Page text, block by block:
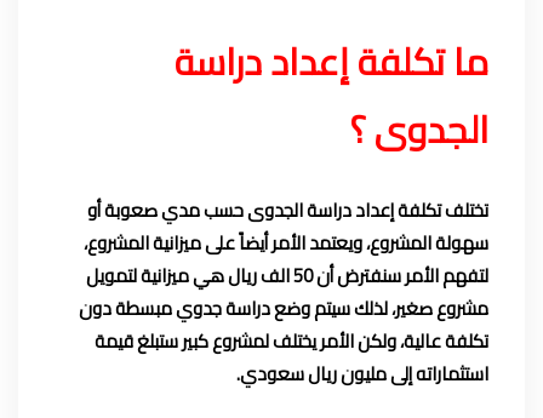
ما تكلفة إعداد دراسة
الجدوى ؟
تختلفتكلفة إعداد دراسة الجدوىحسب مدي صعوبة أو
سهولة المشروع، ويعتمد الأمر أيضاً على ميزانية المشروع،
لتفهم الأمر سنفترض أن 50 الف ريال هي ميزانية لتمويل
مشروع صغير، لذلك سيتم وضع دراسة جدوي مبسطة دون
تكلفة عالية، ولكن الأمر يختلف لمشروع كبير ستبلغ قيمة
استثماراته إلى مليون ريال سعودي.